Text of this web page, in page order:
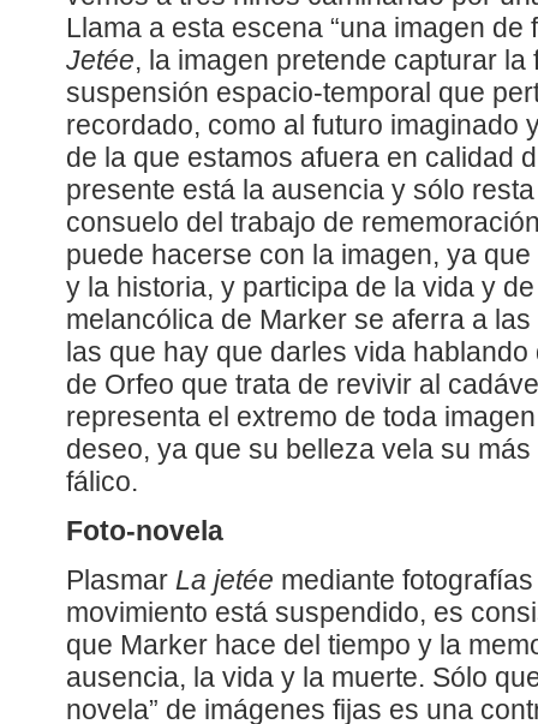
Llama a esta escena “una imagen de
Jetée, la imagen pretende capturar la
suspensión espacio-temporal que
recordado, como al futuro imaginado
de la que estamos afuera en calidad
presente está la ausencia y sólo
consuelo del trabajo de
puede hacerse con la imagen, ya
y la historia, y participa de la vida y
melancólica de Marker se aferra a
las que hay que darles vida
de Orfeo que trata de revivir al
representa el extremo de toda
deseo, ya que su belleza vela su
fálico.
Foto-novela
Plasmar La jetée mediante
movimiento está suspendido, es
que Marker hace del tiempo y la
ausencia, la vida y la muerte. Sólo
novela” de imágenes fijas es una